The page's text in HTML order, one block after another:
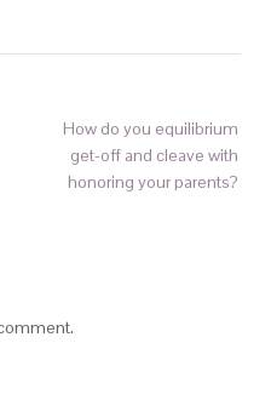
How do you equilibrium
get-off and cleave with
honoring your parents?